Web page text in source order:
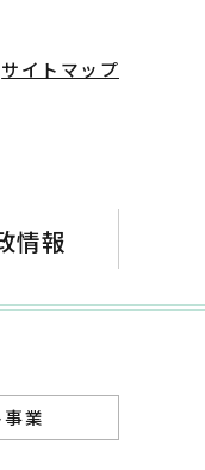
サイトマップ
情報
業